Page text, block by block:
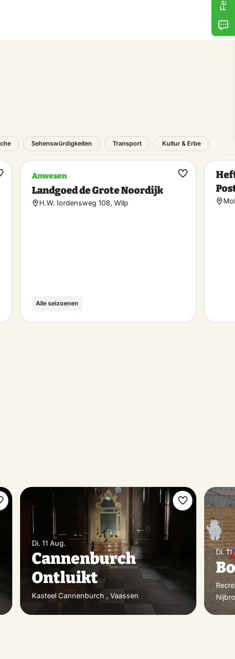
Sehenswürdigkeiten Transport Kultur & Erbe
machen
Anwesen
Landgoed de Grote Noordijk
H.W. Iordensweg 108, Wilp
Alle seizoenen
Favorit
Di. 11 Aug.
Cannenburch
Ontluikt
Kasteel Cannenburch , Vaassen
Favorit
machen
Di.